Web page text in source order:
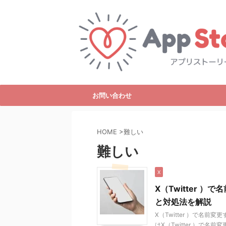
お問い合わせ
HOME >難しい
難しい
X
X（Twitter ）で名
と対処法を解説
X（Twitter ）で名前変更